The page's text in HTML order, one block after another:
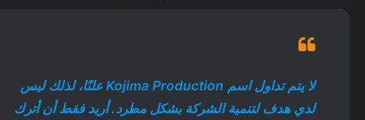
لا يتم تداول اسم Kojima Production علنًا، لذلك ليس
لدي هدف لتنمية الشركة بشكل مطرد. أريد فقط أن أترك